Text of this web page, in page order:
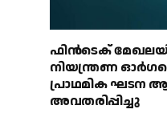
ഫിൻ‌ടെക്
നിയന്ത്രണ
പ്രാഥമിക
അവതരിപ്പിച്ചു